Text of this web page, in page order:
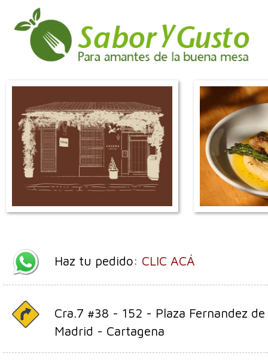
Haz tu pedido: CLIC ACÁ
Cra.7 #38 - 152 - Plaza Fernandez de
Madrid - Cartagena